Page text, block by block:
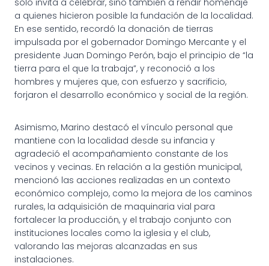
a quienes hicieron posible la fundación de la localidad.
En ese sentido, recordó la donación de tierras
impulsada por el gobernador Domingo Mercante y el
presidente Juan Domingo Perón, bajo el principio de “la
tierra para el que la trabaja”, y reconoció a los
hombres y mujeres que, con esfuerzo y sacrificio,
forjaron el desarrollo económico y social de la región.
Asimismo, Marino destacó el vínculo personal que
mantiene con la localidad desde su infancia y
agradeció el acompañamiento constante de los
vecinos y vecinas. En relación a la gestión municipal,
mencionó las acciones realizadas en un contexto
económico complejo, como la mejora de los caminos
rurales, la adquisición de maquinaria vial para
fortalecer la producción, y el trabajo conjunto con
instituciones locales como la iglesia y el club,
valorando las mejoras alcanzadas en sus
instalaciones.